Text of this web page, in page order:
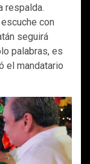
respalda.
con
seguirá
palabras, es
el mandatario